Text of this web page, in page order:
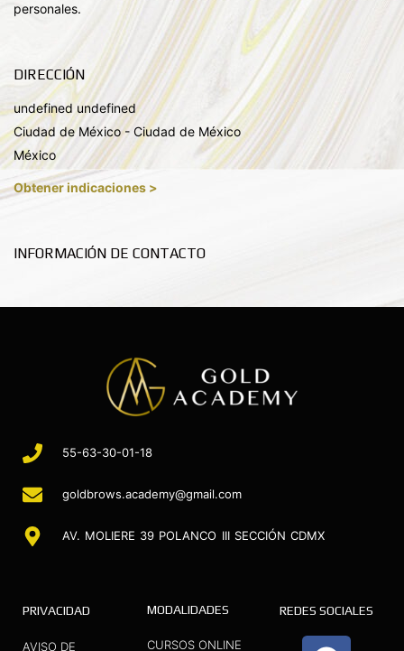
personales.
DIRECCIÓN
undefined undefined
Ciudad de México - Ciudad de México
México
Obtener indicaciones >
INFORMACIÓN DE CONTACTO
55-63-30-01-18
goldbrows.academy@gmail.com
AV. MOLIERE 39 POLANCO III SECCIÓN CDMX
PRIVACIDAD
AVISO DE
MODALIDADES
CURSOS ONLINE
REDES SOCIALES